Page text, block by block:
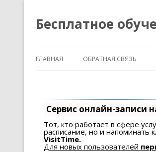
Бесплатное
ГЛАВНАЯ ОБРАТНАЯ СВЯЗЬ
Сервис онлайн-записи
Тот, кто работает в сфере
расписание, но и
VisitTime.
Для новых пользователей